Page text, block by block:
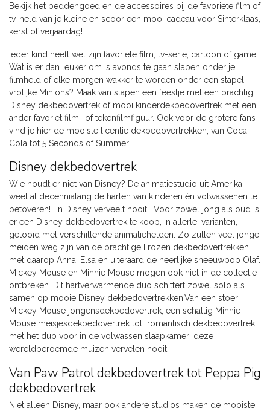
Bekijk het beddengoed en de accessoires bij de favoriete film of
tv-held van je kleine en scoor een mooi cadeau voor Sinterklaas,
kerst of verjaardag!
Ieder kind heeft wel zijn favoriete film, tv-serie, cartoon of game.
Wat is er dan leuker om ‘s avonds te gaan slapen onder je
filmheld of elke morgen wakker te worden onder een stapel
vrolijke Minions? Maak van slapen een feestje met een prachtig
Disney dekbedovertrek of mooi kinderdekbedovertrek met een
ander favoriet film- of tekenfilmfiguur. Ook voor de grotere fans
vind je hier de mooiste licentie dekbedovertrekken; van Coca
Cola tot 5 Seconds of Summer!
Disney dekbedovertrek
Wie houdt er niet van Disney? De animatiestudio uit Amerika
weet al decennialang de harten van kinderen én volwassenen te
betoveren! En Disney verveelt nooit. Voor zowel jong als oud is
er een Disney dekbedovertrek te koop, in allerlei varianten,
getooid met verschillende animatiehelden. Zo zullen veel jonge
meiden weg zijn van de prachtige Frozen dekbedovertrekken
met daarop Anna, Elsa en uiteraard de heerlijke sneeuwpop Olaf.
Mickey Mouse en Minnie Mouse mogen ook niet in de collectie
ontbreken. Dit hartverwarmende duo schittert zowel solo als
samen op mooie Disney dekbedovertrekken.Van een stoer
Mickey Mouse jongensdekbedovertrek, een schattig Minnie
Mouse meisjesdekbedovertrek tot romantisch dekbedovertrek
met het duo voor in de volwassen slaapkamer: deze
wereldberoemde muizen vervelen nooit.
Van Paw Patrol dekbedovertrek tot Peppa Pig
dekbedovertrek
Niet alleen Disney, maar ook andere studios maken de mooiste